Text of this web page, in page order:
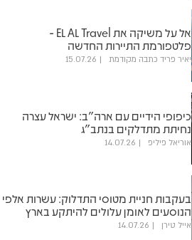
אל על משיקה את EL AL Travel -
פלטפורמת התיירות החדשה
יאיר פריד כתבה מקודמת 15.07.26
כיפופי הידיים עם ארה"ב: ישראל עצרה
נחיתת מתדלקים בנתב"ג
אוריאל פיליפ 14.07.26
בעקבות חניית מטוסי התדלוק: עשרות אלפי
הנוסעים לאומן עלולים להיתקע בארץ
אייל טירן 14.07.26